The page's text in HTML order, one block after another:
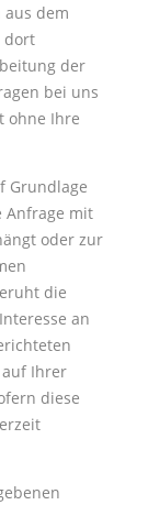
aus dem
dort
der
bei uns
ohne Ihre
Grundlage
Anfrage mit
oder zur
die
an
auf Ihrer
diese